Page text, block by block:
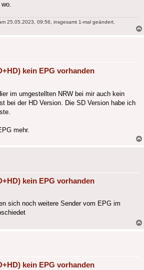
25.05.2023, 09:56, insgesamt 1-mal geändert.
kein EPG vorhanden
im umgestellten NRW bei mir auch kein
bei der HD Version. Die SD Version habe ich
mehr.
kein EPG vorhanden
sich noch weitere Sender vom EPG im
kein EPG vorhanden